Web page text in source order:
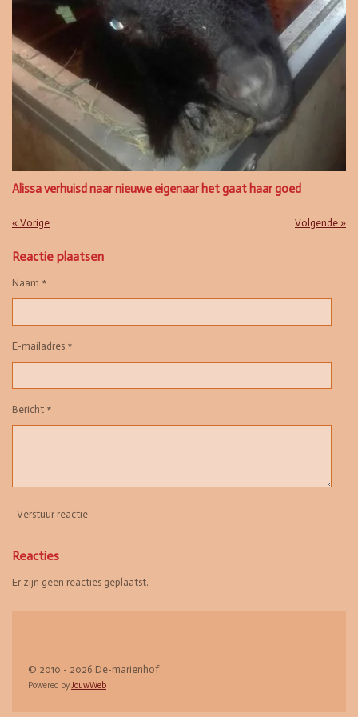
Alissa verhuisd naar nieuwe eigenaar het gaat haar goed
« Vorige Volgende »
Reactie plaatsen
Naam *
E-mailadres *
Bericht *
Verstuur reactie
Reacties
Er zijn geen reacties geplaatst.
© 2010 - 2026 De-marienhof
Powered byJouwWeb